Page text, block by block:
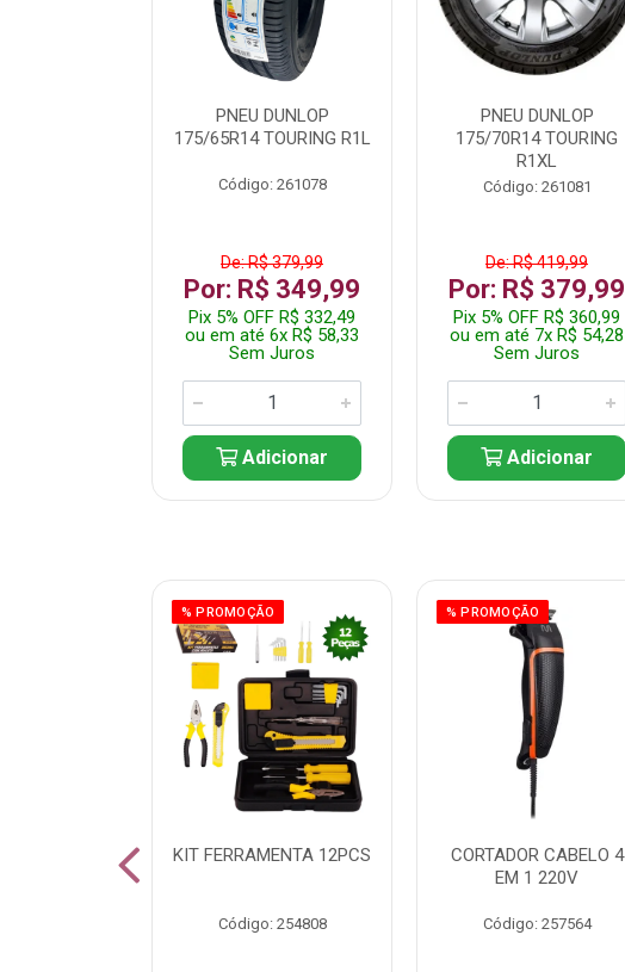
PNEU DUNLOP
175/65R14 TOURING R1L
Código: 261078
De: R$ 379,99
Por: R$ 349,99
Pix 5% OFF R$ 332,49
ou em até 6x R$ 58,33
Sem Juros
Adicionar
PNEU DUNLOP
175/70R14 TOURING
R1XL
Código: 261081
De: R$ 419,99
Por: R$ 379,99
Pix 5% OFF R$ 360,99
ou em até 7x R$ 54,28
Sem Juros
Adicionar
% PROMOÇÃO
KIT FERRAMENTA 12PCS
Código: 254808
% PROMOÇÃO
CORTADOR CABELO 4
EM 1 220V
Código: 257564